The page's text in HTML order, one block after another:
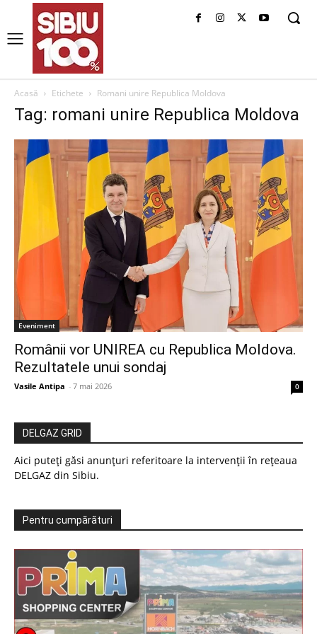
Acasă Etichete Romani unire Republica Moldova
Tag: romani unire Republica Moldova
Eveniment
Românii vor UNIREA cu Republica Moldova.
Rezultatele unui sondaj
Vasile Antipa - 7 mai 2026 0
DELGAZ GRID
Aici puteți găsi anunțuri referitoare la intervenții în rețeaua
DELGAZ din Sibiu.
Pentru cumpărături